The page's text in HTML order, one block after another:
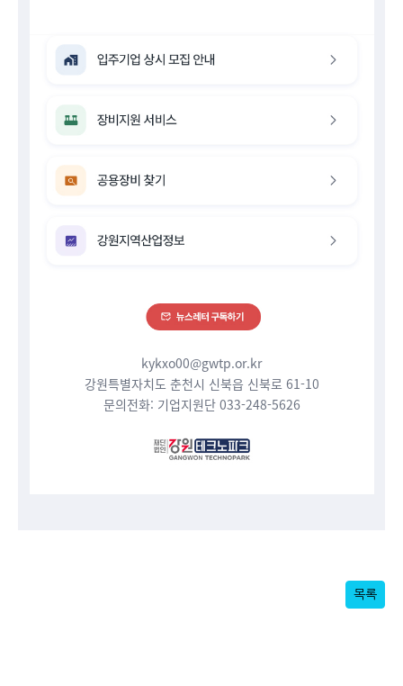
kykxo00@gwtp.or.kr
강원특별자치도 춘천시 신북읍 신북로 61-10
문의전화: 기업지원단 033-248-5626
목록